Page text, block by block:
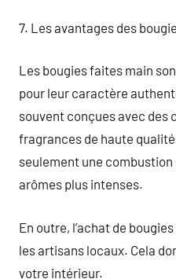
7. Les avantages des
Les bougies faites main
pour leur caractère
souvent conçues avec des
fragrances de haute
seulement une combustion
arômes plus intenses.
En outre, l’achat de
les artisans locaux. Cela
votre intérieur.